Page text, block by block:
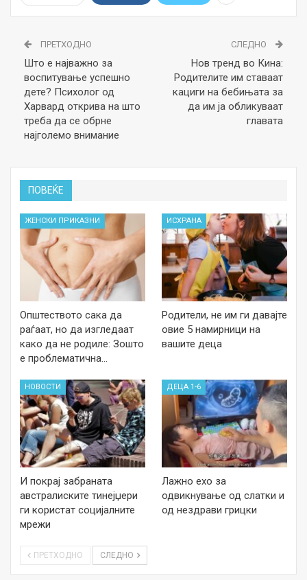
ПРЕТХОДНО
Што е најважно за
воспитување успешно
дете? Психолог од
Харвард открива на што
треба да се обрне
најголемо внимание
СЛЕДНО
Нов тренд во Кина:
Родителите им ставаат
кациги на бебињата за
да им ја обликуваат
главата
ПОВЕЌЕ
ЖЕНСКИ ПРИКАЗНИ
Општеството сака да
раѓаат, но да изгледаат
како да не родиле: Зошто
е проблематична…
ИСХРАНА
Родители, не им ги давајте
овие 5 намирници на
вашите деца
НОВОСТИ
И покрај забраната
австралиските тинејџери
ги користат социјалните
мрежи
ДЕЦА 1-6
Лажно ехо за
одвикнување од слатки и
од нездрави грицки
ПРЕТХОДНО СЛЕДНО